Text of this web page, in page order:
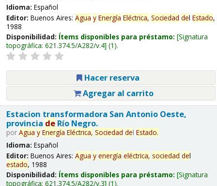
Idioma: Español
Editor: Buenos Aires: Agua y Energía Eléctrica, Sociedad del Estado,
1988
Disponibilidad: Ítems disponibles para préstamo: Signatura
topográfica: 621.374.5/A282/v.4 (1).
Hacer reserva
Agregar al carrito
Estacion transformadora San Antonio Oeste,
provincia deRío Negro.
por Agua y Energía Eléctrica, Sociedad del Estado.
Idioma: Español
Editor: Buenos Aires: Agua y energía eléctrica, sociedad del
estado, 1988
Disponibilidad: Ítems disponibles para préstamo: Signatura
topográfica: 621.374.5/A282/v.3 (1).